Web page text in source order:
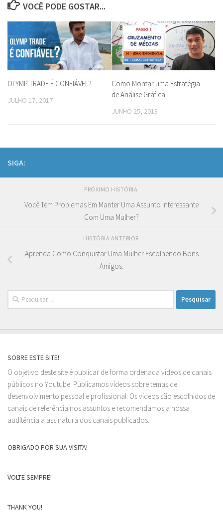
VOCÊ PODE GOSTAR...
OLYMP TRADE É CONFIÁVEL?
JULHO 17, 2017
Como Montar uma Estratégia
de Análise Gráfica
JUNHO 25, 2013
SIGA:
PRÓXIMO HISTÓRIA
Você Tem Problemas Em Manter Uma Assunto Interessante
Com Uma Mulher?
HISTÓRIA ANTERIOR
Aprenda Como Conquistar Uma Mulher Escolhendo Bons
Amigos.
Pesquisar
por:
SOBRE ESTE SITE!
O objetivo deste site é publicar de forma ordenada vídeos de canais
públicos no Youtube. Publicamos vídeos sobre temas de
desenvolvimento pessoal e profissional. Os vídeos são escolhidos de
canais de referência nos assuntos e recomendamos a nossa
auditência a assinatura dos canais publicados.
OBRIGADO POR SUA VISITA!
VOLTE SEMPRE!
THANK YOU!